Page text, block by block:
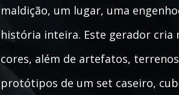
maldição, um lugar, uma
história inteira. Este gerador cria
cores, além de artefatos,
protótipos de um set caseiro,